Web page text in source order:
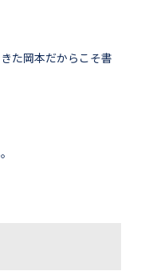
た岡本だからこそ書